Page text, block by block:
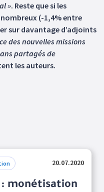
». Reste que si les
(-1,4% entre
sur davantage d’adjoints
des nouvelles missions
partagés de
les auteurs.
20.07.2020
monétisation